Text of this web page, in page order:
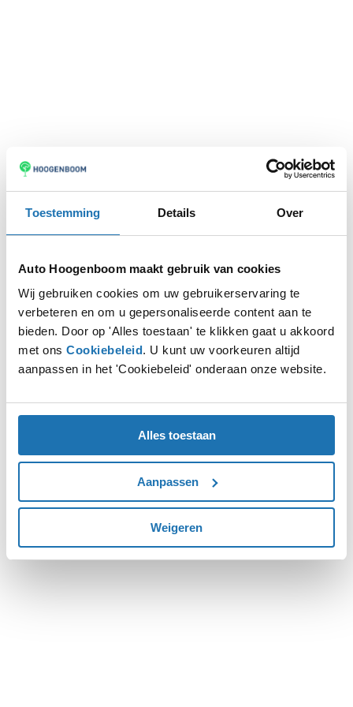
Toestemming Details Over
Auto Hoogenboom maakt gebruik van cookies
Wij gebruiken cookies om uw gebruikerservaring te
verbeteren en om u gepersonaliseerde content aan te
bieden. Door op 'Alles toestaan' te klikken gaat u akkoord
met ons Cookiebeleid. U kunt uw voorkeuren altijd
aanpassen in het 'Cookiebeleid' onderaan onze website.
Alles toestaan
Aanpassen
Weigeren
Application error: aclient-side exception has occurred while
loadingwww.autohoogenboom.nl (see the browser console
more information).